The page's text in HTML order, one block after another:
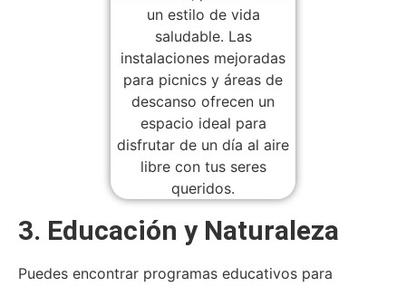
3. Educación y Naturaleza
Puedes encontrar programas educativos para